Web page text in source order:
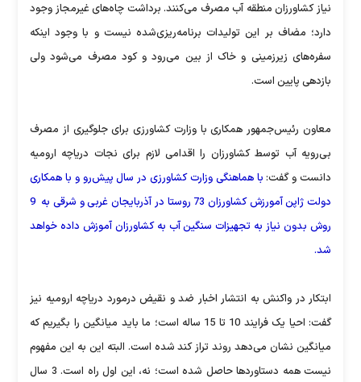
نیاز کشاورزان منطقه آب مصرف می‌کنند. برداشت چاه‌های غیر‌مجاز وجود
دارد؛ مضاف بر این تولیدات برنامه‌ریزی‌شده نیست و با وجود اینکه
سفره‌های زیر‌زمینی و خاک از بین می‌رود و کود مصرف می‌شود ولی
بازدهی پایین است.
معاون رئیس‌جمهور همکاری با وزارت کشاورزی برای جلوگیری از مصرف
بی‌رویه آب توسط کشاورزان را اقدامی لازم برای نجات دریاچه ارومیه
دانست و گفت: با هماهنگی وزارت کشاورزی در سال پیش‌رو و با همکاری
دولت ژاپن آمورزش کشاورزان 73 روستا در آذربایجان غربی و شرقی به 9
روش بدون نیاز به تجهیزات سنگین آب به کشاورزان آموزش داده خواهد
شد.
ابتکار در واکنش به انتشار اخبار ضد و نقیض درمورد دریاچه ارومیه نیز
گفت: احیا یک فرایند 10 تا 15 ساله است؛ ما باید میانگین را بگیریم که
میانگین نشان می‌دهد روند تراز کند شده است. البته این به این مفهوم
نیست همه دستاوردها حاصل شده است؛ نه، این اول راه است. 3 سال